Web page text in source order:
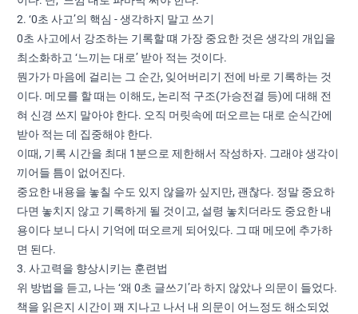
2. ‘0초 사고’의 핵심 - 생각하지 말고 쓰기
0초 사고에서 강조하는 기록할 떄 가장 중요한 것은 생각의 개입을
최소화하고 ‘느끼는 대로’ 받아 적는 것이다.
뭔가가 마음에 걸리는 그 순간, 잊어버리기 전에 바로 기록하는 것
이다. 메모를 할 때는 이해도, 논리적 구조(가승전결 등)에 대해 전
혀 신경 쓰지 말아야 한다. 오직 머릿속에 떠오르는 대로 순식간에
받아 적는 데 집중해야 한다.
이때, 기록 시간을 최대 1분으로 제한해서 작성하자. 그래야 생각이
끼어들 틈이 없어진다.
중요한 내용을 놓칠 수도 있지 않을까 싶지만, 괜찮다. 정말 중요하
다면 놓치지 않고 기록하게 될 것이고, 설령 놓치더라도 중요한 내
용이다 보니 다시 기억에 떠오르게 되어있다. 그 때 메모에 추가하
면 된다.
3. 사고력을 향상시키는 훈련법
위 방법을 듣고, 나는 ‘왜 0초 글쓰기’라 하지 않았나 의문이 들었다.
책을 읽은지 시간이 꽤 지나고 나서 내 의문이 어느정도 해소되었